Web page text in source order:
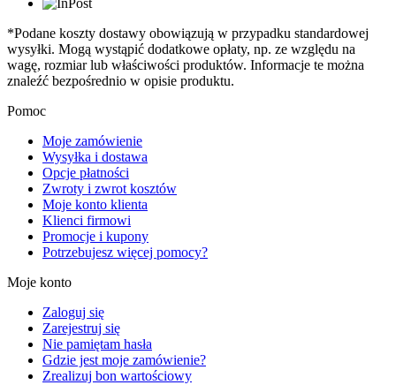
*Podane koszty dostawy obowiązują w przypadku standardowej
wysyłki. Mogą wystąpić dodatkowe opłaty, np. ze względu na
wagę, rozmiar lub właściwości produktów. Informacje te można
znaleźć bezpośrednio w opisie produktu.
Pomoc
Moje zamówienie
Wysyłka i dostawa
Opcje płatności
Zwroty i zwrot kosztów
Moje konto klienta
Klienci firmowi
Promocje i kupony
Potrzebujesz więcej pomocy?
Moje konto
Zaloguj się
Zarejestruj się
Nie pamiętam hasła
Gdzie jest moje zamówienie?
Zrealizuj bon wartościowy